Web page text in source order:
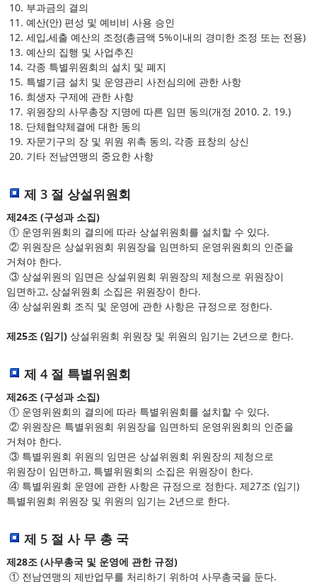
10. 부과금의 결의
11. 예산(안) 편성 및 예비비 사용 승인
12. 세입,세출 예산의 조정(총금액 5%이내의 경미한 조정 또는 전용)
13. 예산의 집행 및 사업추진
14. 각종 특별위원회의 설치 및 폐지
15. 특별기금 설치 및 운영관리 사전심의에 관한 사항
16. 희생자 구제에 관한 사항
17. 위원장의 사무총장 지명에 따른 임면 동의(개정 2010. 2. 19.)
18. 단체협약체결에 대한 동의
19. 자문기구의 장 및 위원 위촉 동의, 각종 표창의 상신
20. 기타 전남연맹의 중요한 사항
제 3 절 상설위원회
제24조 (구성과 소집)
① 운영위원회의 결의에 따라 상설위원회를 설치할 수 있다.
② 위원장은 상설위원회 위원장을 임면하되 운영위원회의 인준을
거쳐야 한다.
③ 상설위원의 임면은 상설위원회 위원장의 제청으로 위원장이
임면하고, 상설위원회 소집은 위원장이 한다.
④ 상설위원회 조직 및 운영에 관한 사항은 규정으로 정한다.
제25조 (임기)상설위원회 위원장 및 위원의 임기는 2년으로 한다.
제 4 절 특별위원회
제26조 (구성과 소집)
① 운영위원회의 결의에 따라 특별위원회를 설치할 수 있다.
② 위원장은 특별위원회 위원장을 임면하되 운영위원회의 인준을
거쳐야 한다.
③ 특별위원회 위원의 임면은 상설위원회 위원장의 제청으로
위원장이 임면하고, 특별위원회의 소집은 위원장이 한다.
④ 특별위원회 운영에 관한 사항은 규정으로 정한다. 제27조 (임기)
특별위원회 위원장 및 위원의 임기는 2년으로 한다.
제 5 절 사 무 총 국
제28조 (사무총국 및 운영에 관한 규정)
① 전남연맹의 제반업무를 처리하기 위하여 사무총국을 둔다.